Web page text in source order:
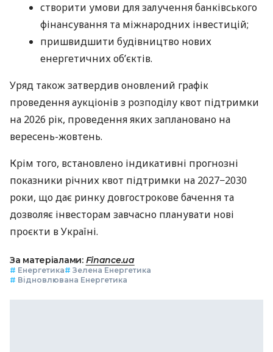
створити умови для залучення банківського
фінансування та міжнародних інвестицій;
пришвидшити будівництво нових
енергетичних об’єктів.
Уряд також затвердив оновлений графік
проведення аукціонів з розподілу квот підтримки
на 2026 рік, проведення яких заплановано на
вересень-жовтень.
Крім того, встановлено індикативні прогнозні
показники річних квот підтримки на 2027−2030
роки, що дає ринку довгострокове бачення та
дозволяє інвесторам завчасно планувати нові
проєкти в Україні.
За матеріалами: Finance.ua
# Енергетика# Зелена Енергетика
# Відновлювана Енергетика